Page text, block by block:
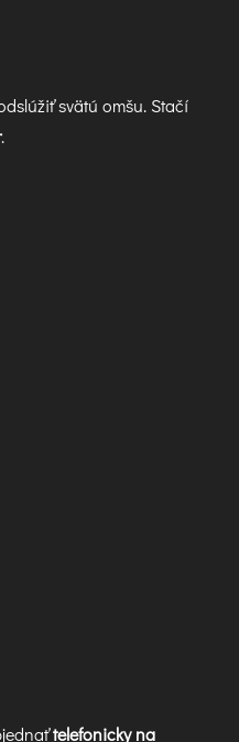
svätú omšu. Stačí
.
telefonicky na